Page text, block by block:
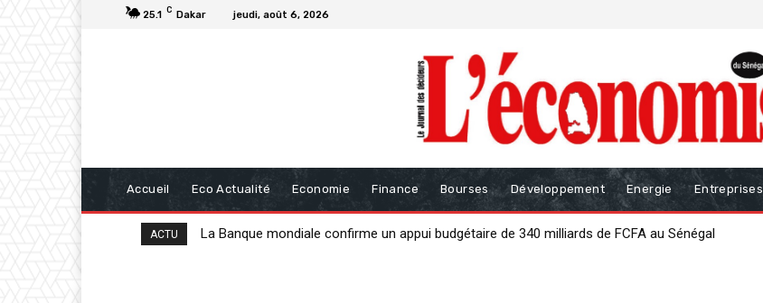
25.1 C Dakar jeudi, août 6, 2026
Accueil Eco Actualité Economie Finance Bourses Développement Energie Entreprises
ACTU La Banque mondiale confirme un appui budgétaire de 340 milliards de FCFA au Sénégal
20 milliards de FCFA de la BAD pour renforcer la gouvernance des finances publiques